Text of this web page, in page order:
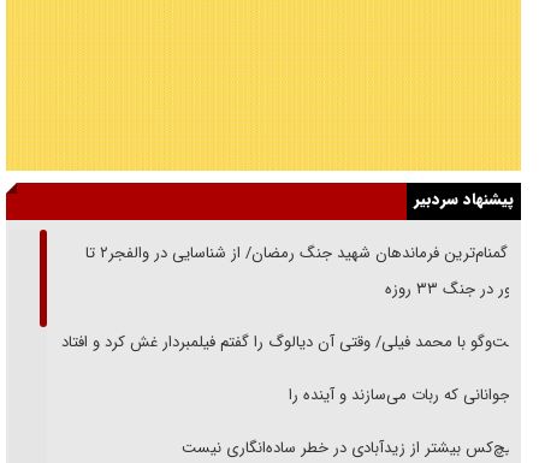
پیشنهاد سردبیر
از گمنام‌ترین فرماندهان شهید جنگ رمضان/ از شناسایی در والفجر۲ تا
حضور در جنگ ۳۳ روزه
گفت‌وگو با محمد فیلی/ وقتی آن دیالوگ را گفتم فیلمبردار غش کرد و افتاد
نوجوانانی که ربات می‌سازند و آینده را
هیچ‌کس بیشتر از زیدآبادی در خطر ساده‌انگاری نیست